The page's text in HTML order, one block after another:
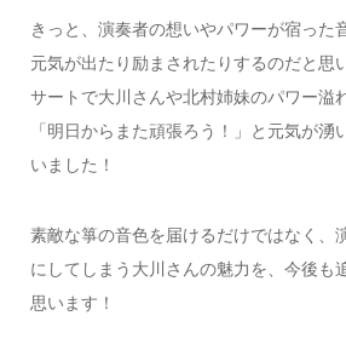
きっと、演奏者の想いやパワーが宿った
元気が出たり励まされたりするのだと思
サートで大川さんや北村姉妹のパワー溢
「明日からまた頑張ろう！」と元気が湧
いました！
素敵な箏の音色を届けるだけではなく、
にしてしまう大川さんの魅力を、今後も
思います！